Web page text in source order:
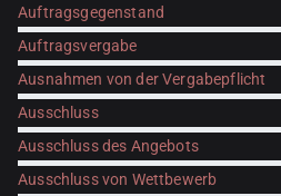
Auftragsgegenstand
Auftragsvergabe
Ausnahmen von der Vergabepflicht
Ausschluss
Ausschluss des Angebots
Ausschluss von Wettbewerb